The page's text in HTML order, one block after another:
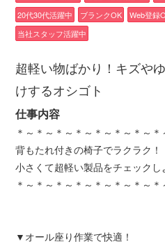
20代30代活躍中
ブランクOK Web登録
当社スタッフ活躍中
超軽い物ばかり！キズや
けするオシゴト
仕事内容
＊～＊～＊～＊～＊～＊～＊～＊
背もたれ付きの椅子でラクラク！
小さくて超軽い製品をチェックし
＊～＊～＊～＊～＊～＊～＊～＊
▼オール座り作業で快適！